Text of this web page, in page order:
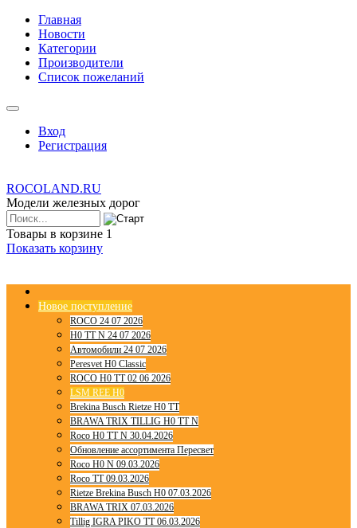
Главная
Новости
Категории
Производители
Список пожеланий
Вход
Регистрация
ROCOLAND.RU
Модели железных дорог
Товары в корзине 1
Показать корзину
Новое поступление
ROCO 24 07 2026
H0 TT N 24 07 2026
Автомобили 24 07 2026
Peresvet H0 Classic
ROCO H0 TT 02 06 2026
LSM REE H0
Brekina Busch Rietze H0 TT
BRAWA TRIX TILLIG H0 TT N
Roco H0 TT N 30.04.2026
Обновление ассортимента Пересвет
Roco H0 N 09.03.2026
Roco TT 09.03.2026
Rietze Brekina Busch H0 07.03.2026
BRAWA TRIX 07.03.2026
Tillig IGRA PIKO TT 06.03.2026